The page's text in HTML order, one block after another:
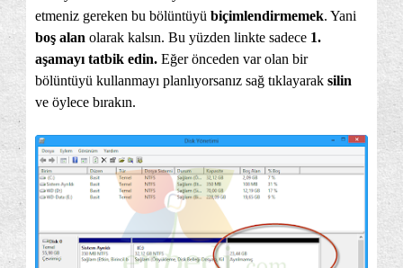
etmeniz gereken bu bölüntüyü biçimlendirmemek. Yani
boş alan olarak kalsın. Bu yüzden linkte sadece 1.
aşamayı tatbik edin. Eğer önceden var olan bir
bölüntüyü kullanmayı planlıyorsanız sağ tıklayarak silin
ve öylece bırakın.